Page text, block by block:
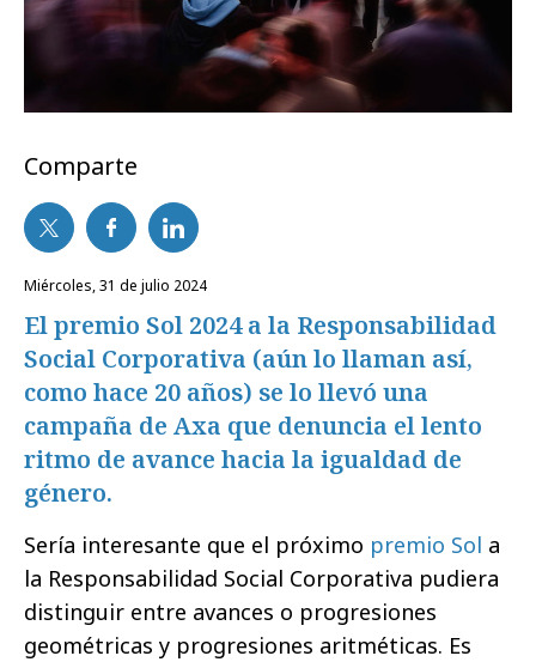
Comparte
miércoles, 31 de julio 2024
El premio Sol 2024 a la Responsabilidad
Social Corporativa (aún lo llaman así,
como hace 20 años) se lo llevó una
campaña de Axa que denuncia el lento
ritmo de avance hacia la igualdad de
género.
Sería interesante que el próximo premio Sol a
la Responsabilidad Social Corporativa pudiera
distinguir entre avances o progresiones
geométricas y progresiones aritméticas. Es